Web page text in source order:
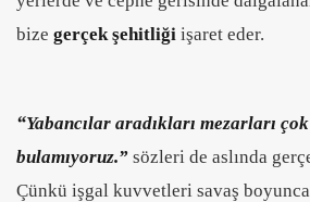
bize gerçek şehitliği işaret eder.
“Yabancılar aradıkları mezarları
bulamıyoruz.” sözleri de aslında
Çünkü işgal kuvvetleri savaş